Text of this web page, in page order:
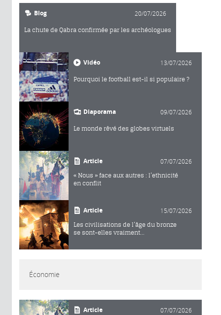
Blog 20/07/2026
La chute de Qabra confirmée par les archéologues
Vidéo 13/07/2026
Pourquoi le football est-il si populaire ?
Diaporama 09/07/2026
Le monde rêvé des globes virtuels
Article 07/07/2026
« Nous » face aux autres : l’ethnicité
en conflit
Article 15/07/2026
Les civilisations de l’âge du bronze
se sont-elles vraiment...
Économie
Article 07/07/2026